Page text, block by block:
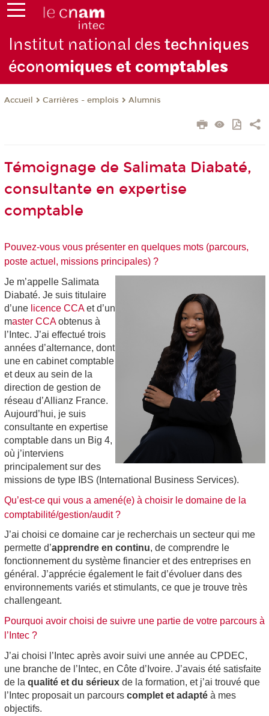
Institut national destechniques
économiques et comptables
Accueil Carrières - emplois Alumnis
Témoignage de Salimata Diabaté,
consultante en expertise
comptable
Pouvez-vous vous présenter en quelques mots (parcours,
poste actuel, missions principales) ?
Je m’appelle Salimata
Diabaté. Je suis titulaire
d’une licence CCAet d’un
master CCAobtenus à
l’Intec. J’ai effectué trois
années d’alternance, dont
une en cabinet comptable
et deux au sein de la
direction de gestion de
réseau d’Allianz France.
Aujourd’hui, je suis
consultante en expertise
comptable dans un Big 4,
où j’interviens
principalement sur des
missions de type IBS (International Business Services).
Qu’est-ce qui vous a amené(e) à choisir le domaine de la
comptabilité/gestion/audit ?
J’ai choisi ce domaine car je recherchais un secteur qui me
permette d’apprendre en continu, de comprendre le
fonctionnement du système financier et des entreprises en
général. J’apprécie également le fait d’évoluer dans des
environnements variés et stimulants, ce que je trouve très
challengeant.
Pourquoi avoir choisi de suivre une partie de votre parcours à
l’Intec ?
J’ai choisi l’Intec après avoir suivi une année au CPDEC,
une branche de l’Intec, en Côte d’Ivoire. J’avais été satisfaite
de la qualité et du sérieux de la formation, et j’ai trouvé que
l’Intec proposait un parcours complet et adaptéà mes
objectifs.